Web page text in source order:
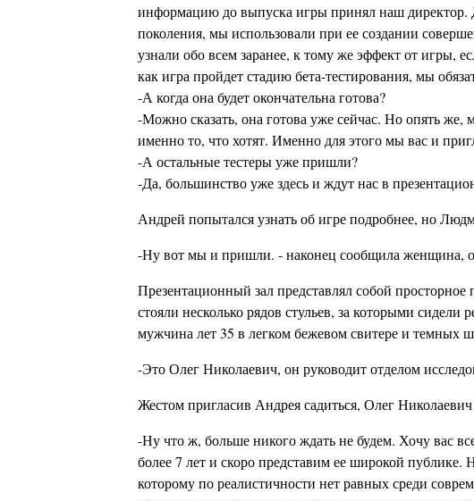
информацию до выпуска игры принял наш директор.
поколения, мы использовали при ее создании
узнали обо всем заранее, к тому же эффект от игры,
как игра пройдет стадию бета-тестирования, мы
-А когда она будет окончательна готова?
-Можно сказать, она готова уже сейчас. Но опять
именно то, что хотят. Именно для этого мы вас и
-А остальные тестеры уже пришли?
-Да, большинство уже здесь и ждут нас в
Андрей попытался узнать об игре подробнее, но
-Ну вот мы и пришли. - наконец сообщила женщина,
Презентационный зал представлял собой
стояли несколько рядов стульев, за которыми
мужчина лет 35 в легком бежевом свитере и темных
-Это Олег Николаевич, он руководит отделом
Жестом пригласив Андрея садиться, Олег
-Ну что ж, больше никого ждать не будем. Хочу вас
более 7 лет и скоро представим ее широкой
которому по реалистичности нет равных среди